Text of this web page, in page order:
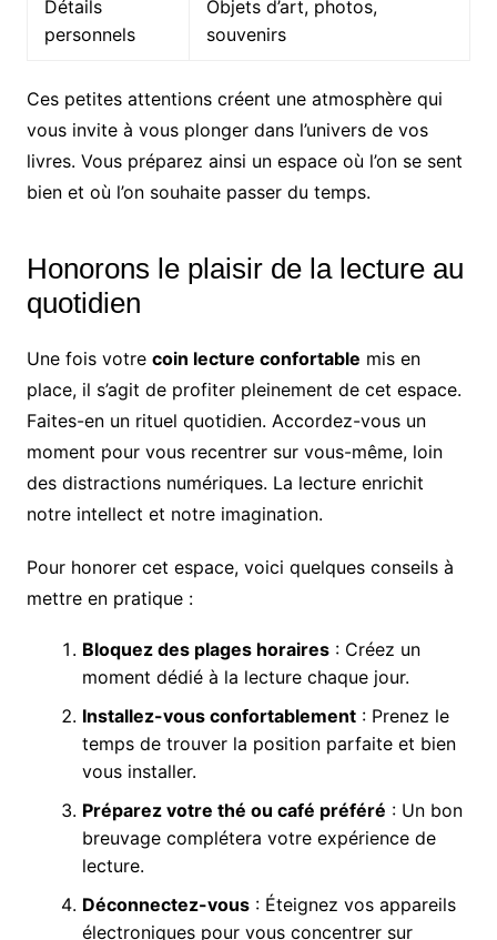
Détails
personnels
Objets d’art, photos,
souvenirs
Ces petites attentions créent une atmosphère qui
vous invite à vous plonger dans l’univers de vos
livres. Vous préparez ainsi un espace où l’on se sent
bien et où l’on souhaite passer du temps.
Honorons le plaisir de la lecture au
quotidien
Une fois votre coin lecture confortable mis en
place, il s’agit de profiter pleinement de cet espace.
Faites-en un rituel quotidien. Accordez-vous un
moment pour vous recentrer sur vous-même, loin
des distractions numériques. La lecture enrichit
notre intellect et notre imagination.
Pour honorer cet espace, voici quelques conseils à
mettre en pratique :
Bloquez des plages horaires: Créez un
moment dédié à la lecture chaque jour.
Installez-vous confortablement: Prenez le
temps de trouver la position parfaite et bien
vous installer.
Préparez votre thé ou café préféré : Un bon
breuvage complétera votre expérience de
lecture.
Déconnectez-vous: Éteignez vos appareils
électroniques pour vous concentrer sur